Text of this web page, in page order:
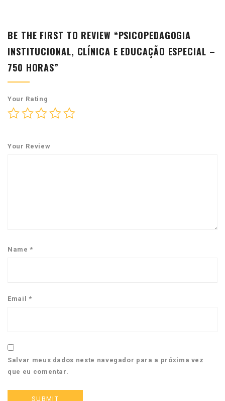
BE THE FIRST TO REVIEW “PSICOPEDAGOGIA
INSTITUCIONAL, CLÍNICA E EDUCAÇÃO ESPECIAL –
750 HORAS”
Your Rating
Your Review
Name*
Email *
Salvar meus dados neste navegador para a próxima vez
que eu comentar.